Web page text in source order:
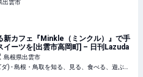
出雲市
新カフェ『Minkle（ミンクル）』で手
イーツを[出雲市高岡町] – 日刊Lazuda
島根県出雲市